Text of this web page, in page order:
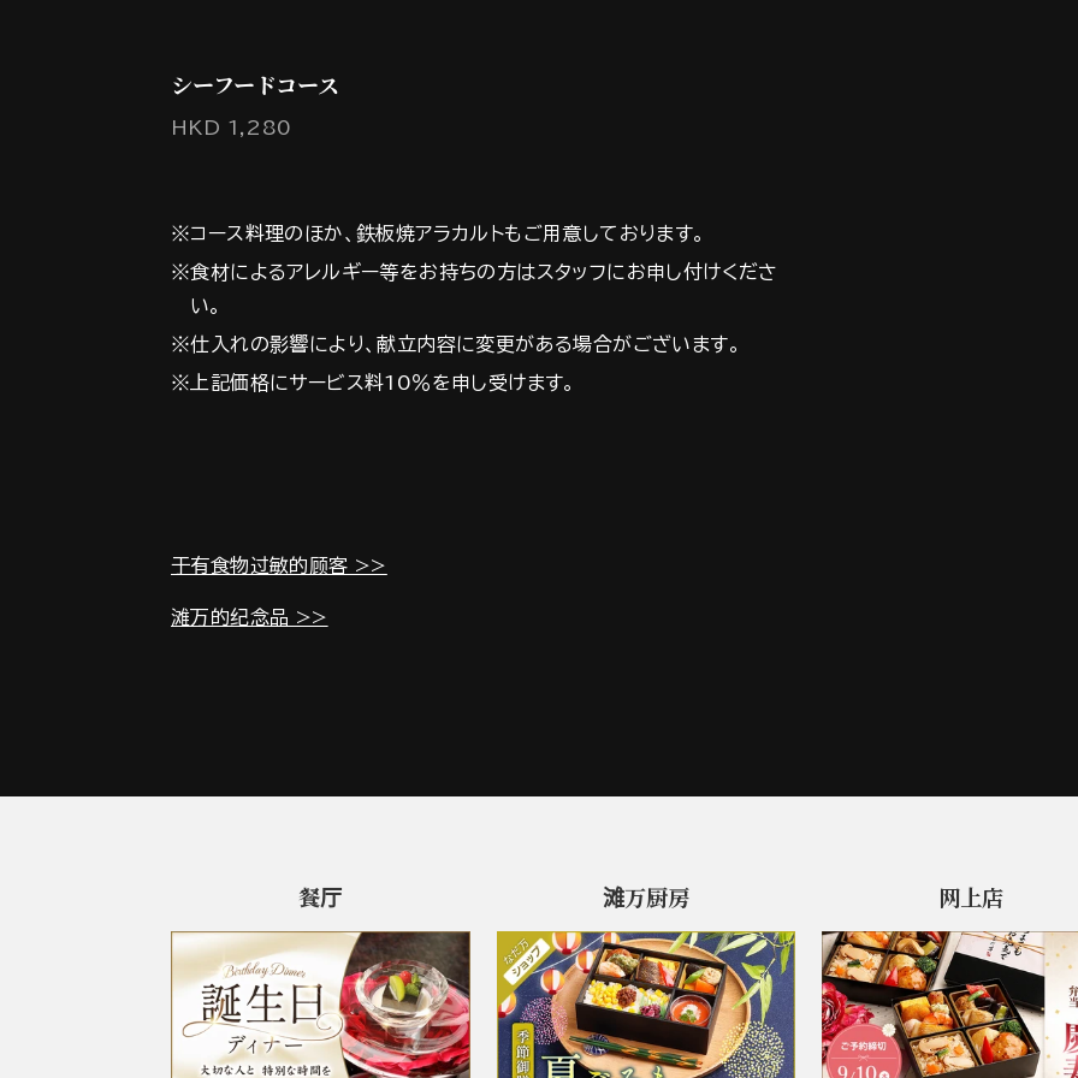
シーフードコース
HKD 1,280
※コース料理のほか、鉄板焼アラカルトもご用意しております。
※食材によるアレルギー等をお持ちの方はスタッフにお申し付けくださ
い。
※仕入れの影響により、献立内容に変更がある場合がございます。
※上記価格にサービス料10％を申し受けます。
于有食物过敏的顾客 >>
滩万的纪念品 >>
餐厅 滩万厨房 网上店